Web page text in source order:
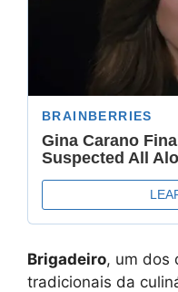
Brigadeiro, um dos
tradicionais da